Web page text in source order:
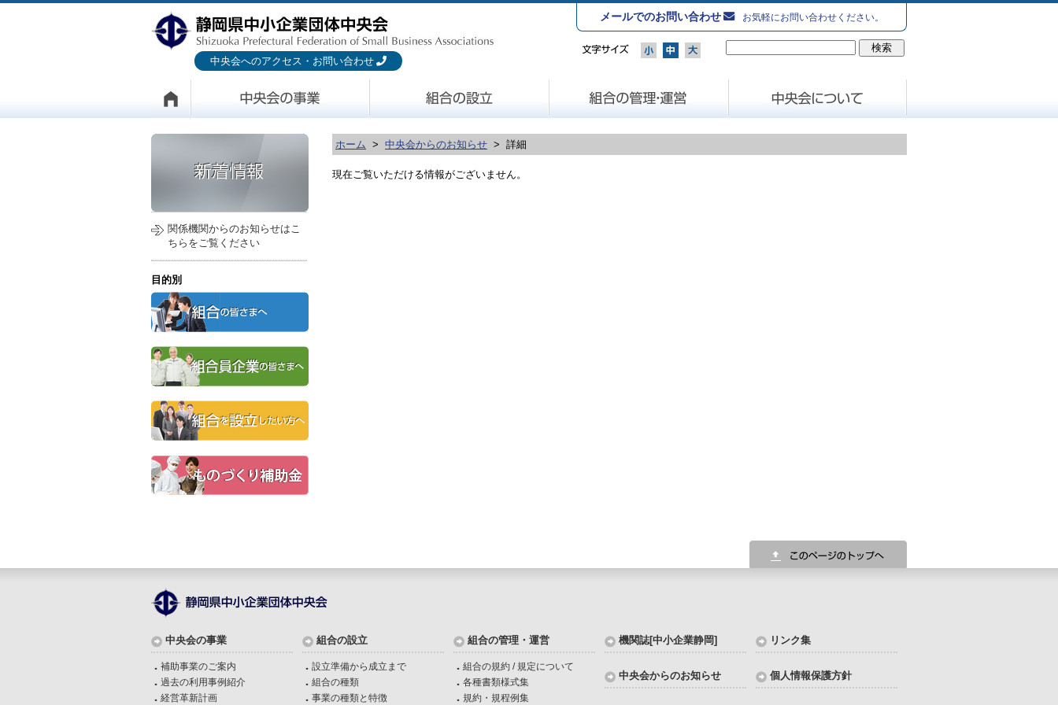
中央会へのアクセス・お問い合わせ
メールでのお問い合わせ お気軽にお問い合わせください。
ホーム > 中央会からのお知らせ > 詳細
現在ご覧いただける情報がございません。
関係機関からのお知らせはこ
ちらをご覧ください
目的別
中央会の事業
補助事業のご案内
過去の利用事例紹介
経営革新計画
組合の設立
設立準備から成立まで
組合の種類
事業の種類と特徴
組合の管理・運営
組合の規約 / 規定について
各種書類様式集
規約・規程例集
機関誌[中小企業静岡]
中央会からのお知らせ
リンク集
個人情報保護方針